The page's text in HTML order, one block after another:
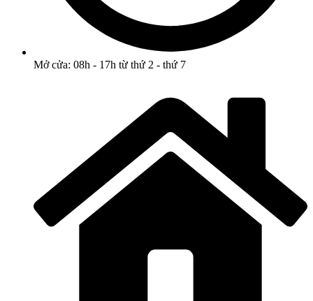
Mở cửa: 08h - 17h từ thứ 2 - thứ 7